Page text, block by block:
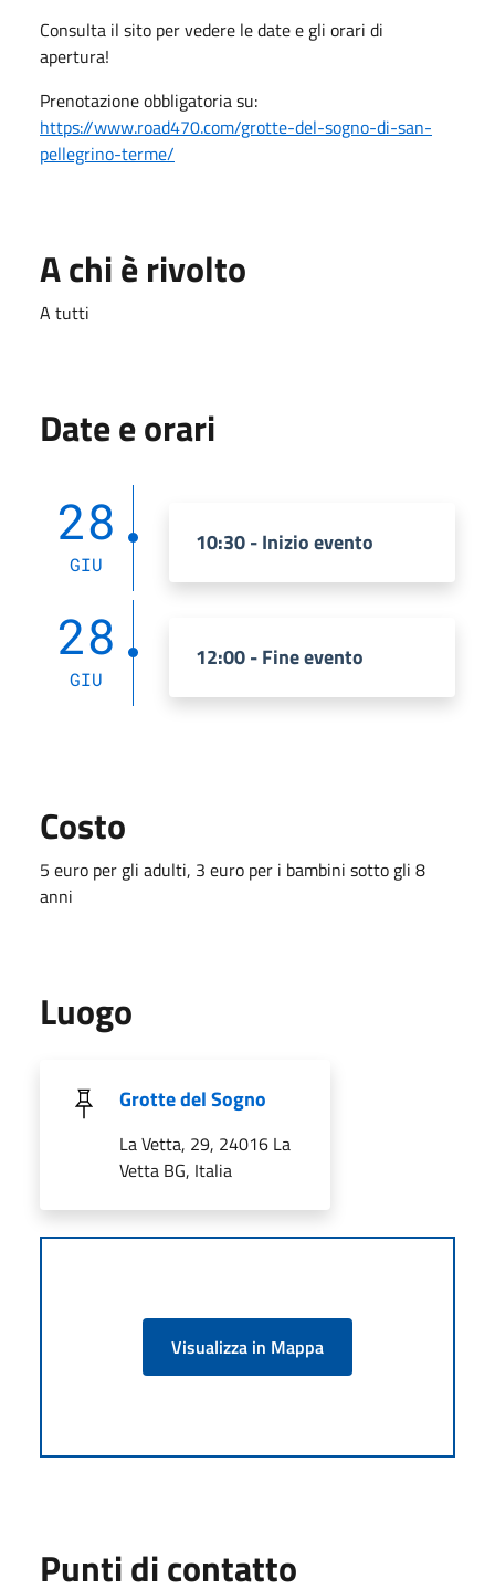
Consulta il sito per vedere le date e gli orari di
apertura!
Prenotazione obbligatoria su:
https://www.road470.com/grotte-del-sogno-di-san-
pellegrino-terme/
A chi è rivolto
A tutti
Date e orari
28
GIU
10:30 - Inizio evento
28
GIU
12:00 - Fine evento
Costo
5 euro per gli adulti, 3 euro per i bambini sotto gli 8
anni
Luogo
Grotte del Sogno
La Vetta, 29, 24016 La
Vetta BG, Italia
Visualizza in Mappa
Punti di contatto